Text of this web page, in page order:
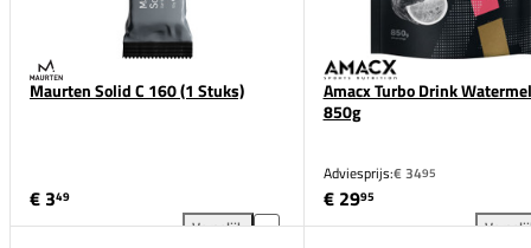
Maurten Solid C 160 (1 Stuks)
€ 349
Vergelijk
Amacx Turbo Drink
850g
Adviesprijs:€ 3495
€ 2995